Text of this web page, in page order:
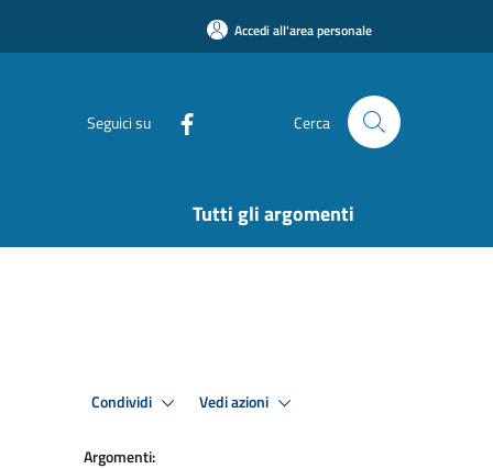
Accedi all'area personale
Seguici su Cerca
Tutti gli argomenti
Condividi Vedi azioni
Argomenti: